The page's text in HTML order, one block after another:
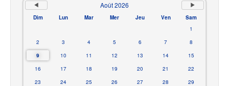
Août 2026
Dim Lun Mar Mer Jeu Ven
Sam
1
2
3 4 5 6 7
8
9
10 11 12 13 14
15
16
17 18 19 20 21
22
23
24 25 26 27 28
29